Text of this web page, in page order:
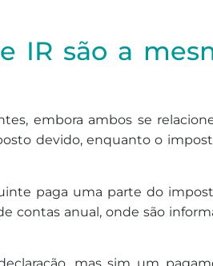
IR são a
embora ambos se
devido, enquanto o
paga uma parte do
contas anual, onde são